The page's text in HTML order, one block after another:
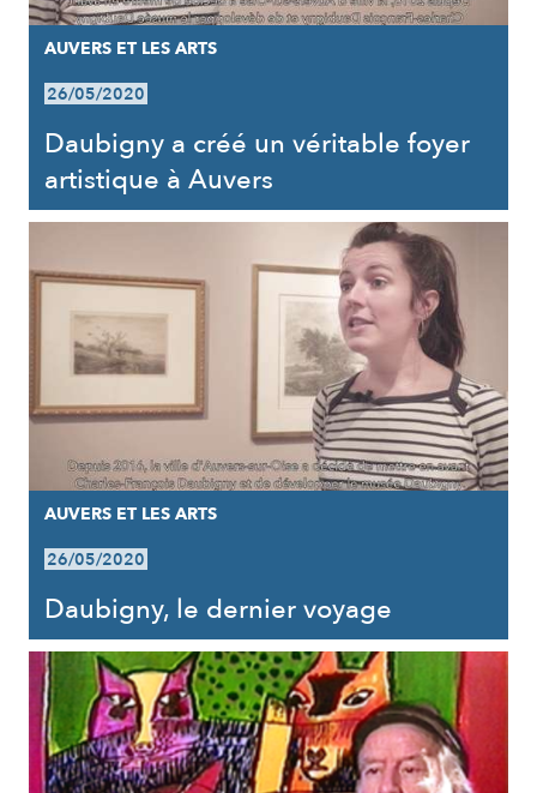
AUVERS ET LES ARTS
26/05/2020
Daubigny a créé un véritable foyer
artistique à Auvers
AUVERS ET LES ARTS
26/05/2020
Daubigny, le dernier voyage